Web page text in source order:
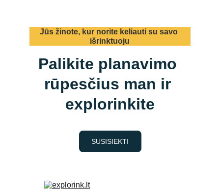
Jūs žinote, kur norite keliauti su savo
išrinktuoju
Palikite planavimo
rūpesčius man ir
explorinkite
SUSISIEKTI